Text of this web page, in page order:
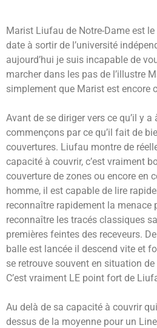
Marist Liufau de Notre-Dame est
date à sortir de l’université
aujourd’hui je suis incapable de
marcher dans les pas de l’illustre
simplement que Marist est encore
Avant de se diriger vers ce qu’il y
commençons par ce qu’il fait de
couvertures. Liufau montre de
capacité à couvrir, c’est vraiment
couverture de zones ou encore en
homme, il est capable de lire
reconnaître rapidement la menace
reconnaître les tracés classiques
premières feintes des receveurs.
balle est lancée il descend vite et
se retrouve souvent en situation de
C’est vraiment LE point fort de
Au delà de sa capacité à couvrir
dessus de la moyenne pour un